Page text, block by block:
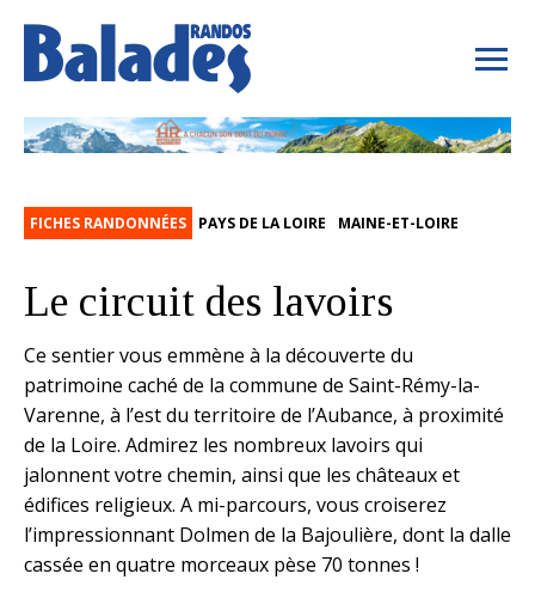
FICHES RANDONNÉES PAYS DE LA LOIRE MAINE-ET-LOIRE
Le circuit des lavoirs
Ce sentier vous emmène à la découverte du
patrimoine caché de la commune de Saint-Rémy-la-
Varenne, à l’est du territoire de l’Aubance, à proximité
de la Loire. Admirez les nombreux lavoirs qui
jalonnent votre chemin, ainsi que les châteaux et
édifices religieux. A mi-parcours, vous croiserez
l’impressionnant Dolmen de la Bajoulière, dont la dalle
cassée en quatre morceaux pèse 70 tonnes !